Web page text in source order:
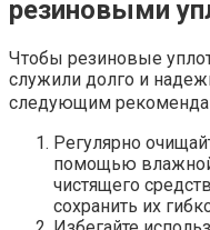
резиновыми
Чтобы резиновые
служили долго и
следующим
Регулярно
помощью влажной
чистящего
сохранить их